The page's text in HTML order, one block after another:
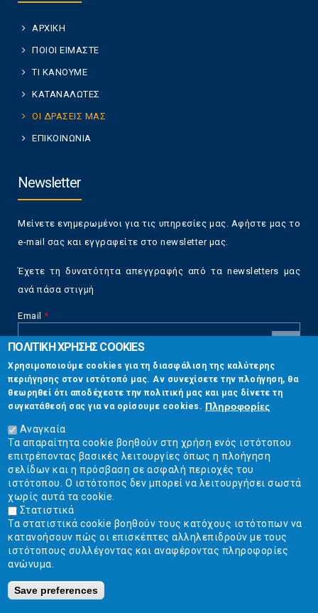
ΑΡΧΙΚΗ
ΠΟΙΟΙ ΕΙΜΑΣΤΕ
ΤΙ ΚΑΝΟΥΜΕ
ΚΑΤΑΝΑΛΩΤΕΣ
ΟΙ ΔΡΑΣΕΙΣ ΜΑΣ
ΕΠΙΚΟΙΝΩΝΙΑ
Newsletter
Μείνετε ενημερωμένοι για τις υπηρεσίες μας. Αφήστε μας το
e-mail σας και εγγραφείτε στο newsletter μας.
Έχετε τη δυνατότητα απεγγραφής από τα newsletters μας
ανά πάσα στιγμή
Email *
CAPTCHA
This
question is
for testing
whether or
not you are a
human visitor
and to
prevent
automated
spam
submissions.
5+2
Επικοινωνία
Στουρνάρη 17, Αθήνα 10683
2103304444
info@ekpizo.gr
www.ekpizo.gr
Δευ - Πεμ:10:00 πμ - 2:00 μμ
Σάβ - Κυρ: Κλειστά
ΠΟΛΙΤΙΚΗ ΧΡΗΣΗΣ COOKIES
Χρησιμοποιούμε cookies για τη διασφάλιση της καλύτερης
περιήγησης στον ιστότοπό μας. Αν συνεχίσετε την πλοήγηση, θα
θεωρηθεί ότι αποδέχεστε την πολιτική μας και μας δίνετε τη
συγκατάθεσή σας για να ορίσουμε cookies. Πληροφορίες
Αναγκαία
Τα απαραίτητα cookie βοηθούν στη χρήση ενός ιστότοπου
επιτρέποντας βασικές λειτουργίες όπως η πλοήγηση
σελίδων και η πρόσβαση σε ασφαλή περιοχές του
ιστότοπου. Ο ιστότοπος δεν μπορεί να λειτουργήσει σωστά
χωρίς αυτά τα cookie.
Στατιστικά
Τα στατιστικά cookie βοηθούν τους κατόχους ιστότοπων να
κατανοήσουν πώς οι επισκέπτες αλληλεπιδρούν με τους
ιστότοπους συλλέγοντας και αναφέροντας πληροφορίες
ανώνυμα.
Save preferences